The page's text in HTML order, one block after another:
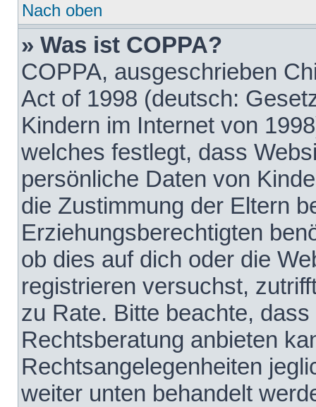
Nach oben
» Was ist COPPA?
COPPA, ausgeschrieben
Act of 1998 (deutsch:
Kindern im Internet von
welches festlegt, dass
persönliche Daten von
die Zustimmung der Eltern
Erziehungsberechtigten
ob dies auf dich oder die
registrieren versuchst,
zu Rate. Bitte beachte,
Rechtsberatung anbieten
Rechtsangelegenheiten
weiter unten behandelt